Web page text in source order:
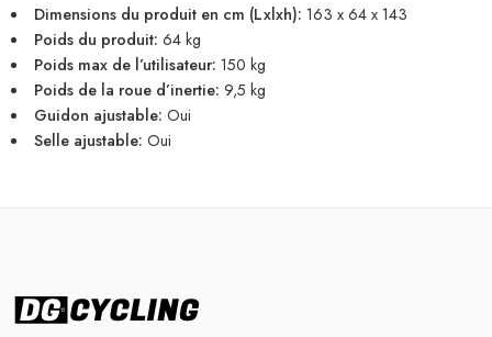
Dimensions du produit en cm (Lxlxh): 163 x 64 x 143
Poids du produit: 64 kg
Poids max de l’utilisateur: 150 kg
Poids de la roue d’inertie: 9,5 kg
Guidon ajustable: Oui
Selle ajustable: Oui